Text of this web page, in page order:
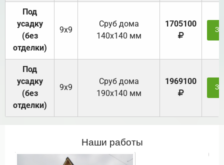
Под
усадку
(без
отделки)
9х9
Cруб дома
140х140 мм
1705100
Под
усадку
(без
отделки)
9х9
Cруб дома
190х140 мм
1969100
Наши работы